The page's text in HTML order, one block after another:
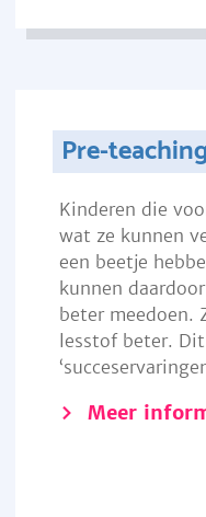
Pre-
Kinderen die
wat ze kunnen
een beetje
kunnen
beter meedoen.
lesstof beter.
Meer